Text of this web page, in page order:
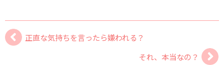
正直な気持ちを言ったら嫌われる？
それ、本当なの？